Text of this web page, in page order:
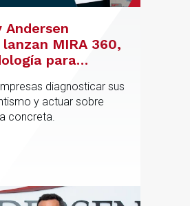
Andersen
MIRA 360,
para
de
y
diagnosticar sus
y actuar sobre
concreta.